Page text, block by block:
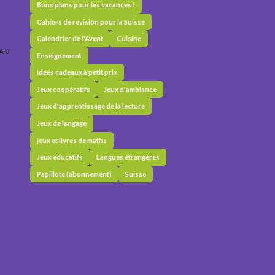
Bons plans pour les vacances !
Cahiers de révision pour la Suisse
Calendrier de l'Avent Cuisine
Enseignement
Idées cadeaux à petit prix
Jeux coopératifs Jeux d'ambiance
Jeux d'apprentissage de la lecture
Jeux de langage
jeux et livres de maths
Jeux éducatifs Langues étrangères
Papillote (abonnement) Suisse